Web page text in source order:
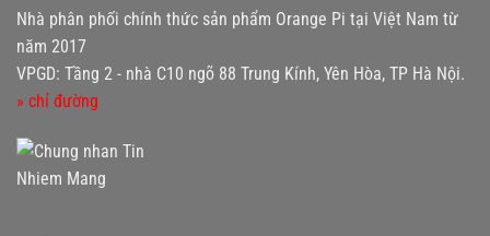
Nhà phân phối chính thức sản phẩm Orange Pi tại Việt Nam từ
năm 2017
VPGD: Tầng 2 - nhà C10 ngõ 88 Trung Kính, Yên Hòa, TP Hà Nội.
» chỉ đường